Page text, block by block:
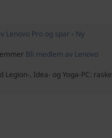
Lenovo Pro og spar › Ny
Bli medlem av Lenovo
Legion-, Idea- og Yoga-PC: raske